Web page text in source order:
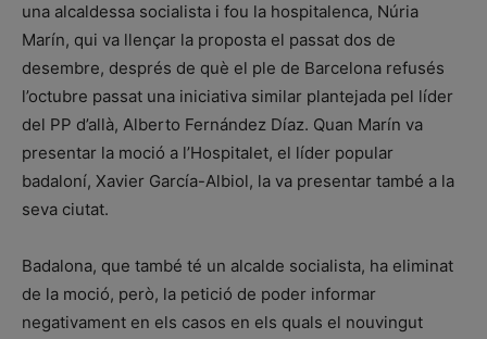
una alcaldessa socialista i fou la hospitalenca, Núria
Marín, qui va llençar la proposta el passat dos de
desembre, després de què el ple de Barcelona refusés
l’octubre passat una iniciativa similar plantejada pel líder
del PP d’allà, Alberto Fernández Díaz. Quan Marín va
presentar la moció a l’Hospitalet, el líder popular
badaloní, Xavier García-Albiol, la va presentar també a la
seva ciutat.
Badalona, que també té un alcalde socialista, ha eliminat
de la moció, però, la petició de poder informar
negativament en els casos en els quals el nouvingut